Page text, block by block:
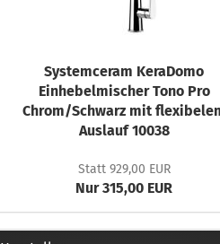
Wintersport anzeigen
Dachskiträger
Systemceram KeraDomo
Einhebelmischer Tono Pro
Chrom/Schwarz mit
Auslauf 10038
Statt 929,00 EUR
Nur 315,00 EUR